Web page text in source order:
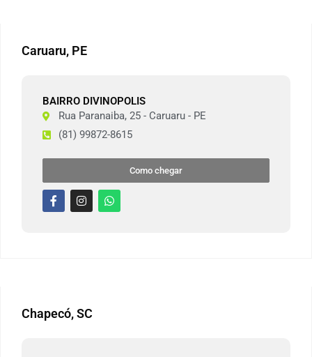
Caruaru, PE
BAIRRO DIVINOPOLIS
Rua Paranaiba, 25 - Caruaru - PE
(81) 99872-8615
Como chegar
Chapecó, SC